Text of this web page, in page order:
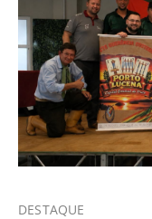
DESTAQUE